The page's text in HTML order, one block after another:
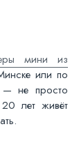
мини из
или по
— не просто
лет живёт